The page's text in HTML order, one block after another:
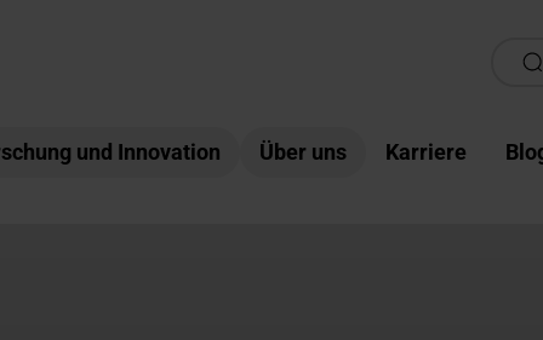
und Innovation Über uns Karriere